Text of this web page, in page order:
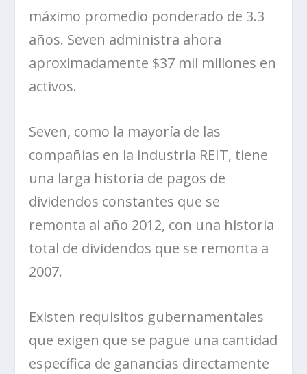
máximo promedio ponderado de 3.3
años. Seven administra ahora
aproximadamente $37 mil millones en
activos.
Seven, como la mayoría de las
compañías en la industria REIT, tiene
una larga historia de pagos de
dividendos constantes que se
remonta al año 2012, con una historia
total de dividendos que se remonta a
2007.
Existen requisitos gubernamentales
que exigen que se pague una cantidad
específica de ganancias directamente